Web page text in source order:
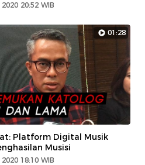
20:52 WIB
01:28
Platform Digital Musik
Musisi
18:10 WIB